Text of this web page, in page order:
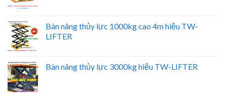
Bàn nâng thủy lực 1000kg cao 4m hiệu TW-
LIFTER
Bàn nâng thủy lực 3000kg hiệu TW-LIFTER